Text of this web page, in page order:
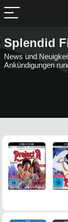
Splendid
News und
Ankündigungen